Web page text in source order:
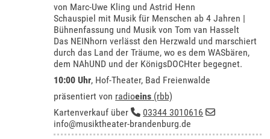
von Marc-Uwe Kling und Astrid Henn
Schauspiel mit Musik für Menschen ab 4 Jahren |
Bühnenfassung und Musik von Tom van Hasselt
Das NEINhorn verlässt den Herzwald und marschiert
durch das Land der Träume, wo es dem WASbären,
dem NAhUND und der KönigsDOCHter begegnet.
10:00 Uhr, Hof-Theater, Bad Freienwalde
präsentiert von radioeins (rbb)
Kartenverkauf über
03344 3010616
info@musiktheater-brandenburg.de